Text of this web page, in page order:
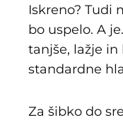
Iskreno? Tudi
bo uspelo. A je.
tanjše, lažje in
standardne
Za šibko do